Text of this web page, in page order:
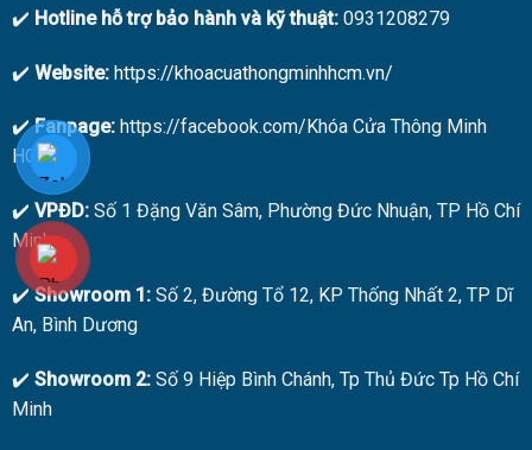
✔️ Hotline hỗ trợ bảo hành và kỹ thuật:0931208279
✔️ Website: https://khoacuathongminhhcm.vn/
✔️Fanpage:https://facebook.com/Khóa Cửa Thông Minh
HCM
✔️ VPĐD: Số 1 Đặng Văn Sâm, Phường Đức Nhuận, TP Hồ Chí
Minh
✔️Showroom 1:Số 2, Đường Tổ 12, KP Thống Nhất 2, TP Dĩ
An, Bình Dương
✔️ Showroom 2:Số 9 Hiệp Bình Chánh, Tp Thủ Đức Tp Hồ Chí
Minh